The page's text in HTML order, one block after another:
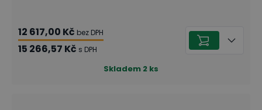
12 617,00 Kč bez DPH
15 266,57 Kč s DPH
Skladem 2 ks